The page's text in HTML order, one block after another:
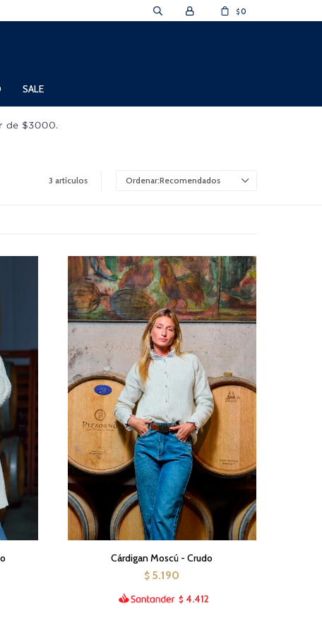
SALE
$ 0
3 artículos Recomendados
Cárdigan Moscú - Crudo
$ 5.190
$ 4.412